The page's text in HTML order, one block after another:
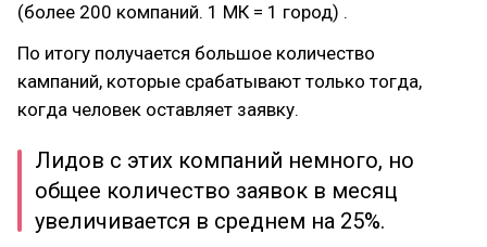
(более 200 компаний. 1 МК = 1 город) .
По итогу получается большое количество
кампаний, которые срабатывают только тогда,
когда человек оставляет заявку.
Лидов с этих компаний немного, но
общее количество заявок в месяц
увеличивается в среднем на 25%.